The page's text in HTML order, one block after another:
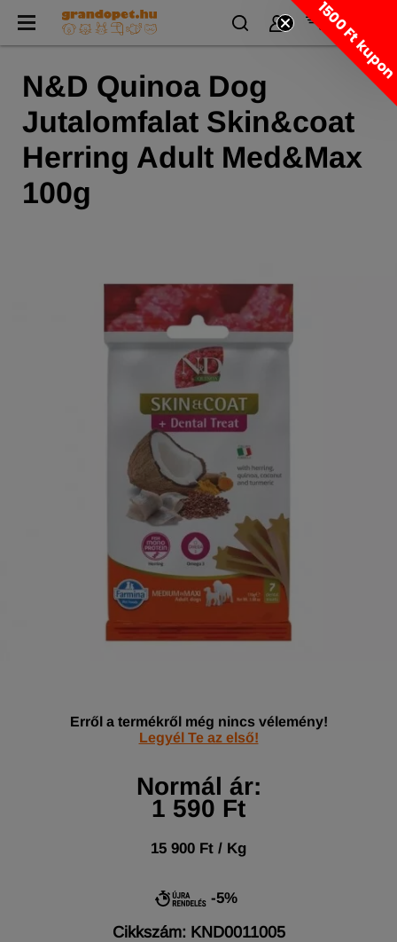
N&D Quinoa Dog
Jutalomfalat Skin&coat
Herring Adult Med&Max
100g
Erről a termékről még nincs vélemény!
Legyél Te az első!
Normál ár:
1 590 Ft
15 900 Ft / Kg
-5%
Cikkszám: KND0011005
1500 Ft